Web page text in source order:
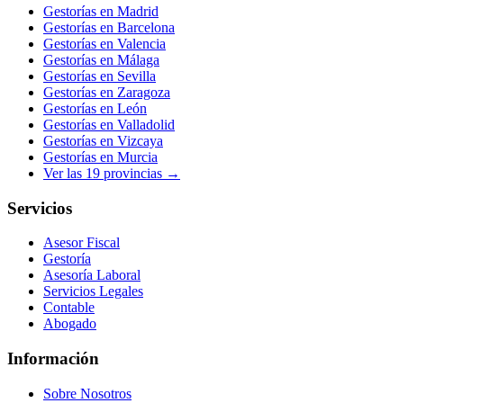
Gestorías en Madrid
Gestorías en Barcelona
Gestorías en Valencia
Gestorías en Málaga
Gestorías en Sevilla
Gestorías en Zaragoza
Gestorías en León
Gestorías en Valladolid
Gestorías en Vizcaya
Gestorías en Murcia
Ver las 19 provincias →
Servicios
Asesor Fiscal
Gestoría
Asesoría Laboral
Servicios Legales
Contable
Abogado
Información
Sobre Nosotros